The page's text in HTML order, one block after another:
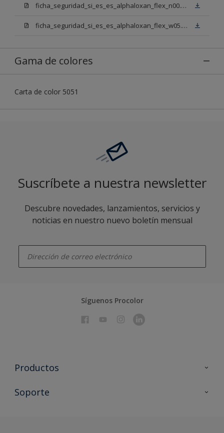
ficha_seguridad_si_es_es_alphaloxan_flex_n00.pdf
ficha_seguridad_si_es_es_alphaloxan_flex_w05.pdf
Gama de colores
Carta de color 5051
Suscríbete a nuestra newsletter
Descubre novedades, lanzamientos, servicios y
noticias en nuestro nuevo boletín mensual
Síguenos Procolor
Productos
Todos los productos
Soporte